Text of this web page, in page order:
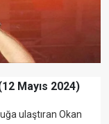
Mayıs 2024)
ulaştıran Okan